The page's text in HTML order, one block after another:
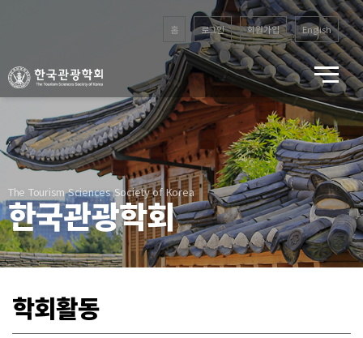
홈 로그인 회원가입 English
The Tourism Sciences Society of Korea
한국관광학회
학회활동